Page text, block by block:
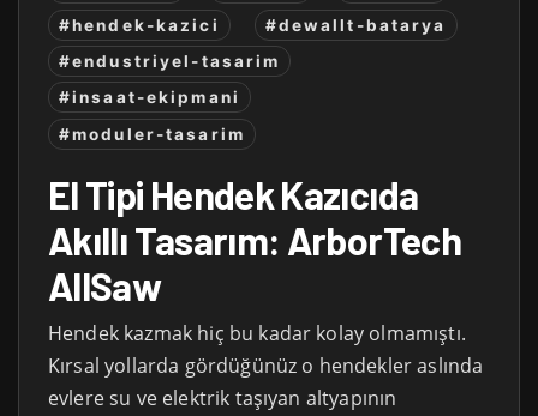
#hendek-kazici
#dewallt-batarya
#endustriyel-tasarim
#insaat-ekipmani
#moduler-tasarim
El Tipi Hendek Kazıcıda
Akıllı Tasarım: ArborTech
AllSaw
Hendek kazmak hiç bu kadar kolay olmamıştı.
Kırsal yollarda gördüğünüz o hendekler aslında
evlere su ve elektrik taşıyan altyapının